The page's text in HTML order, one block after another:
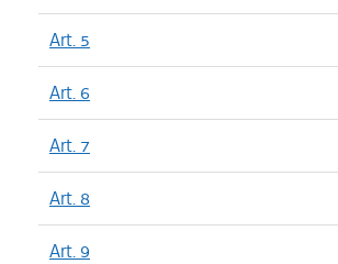
Art. 5
Art. 6
Art. 7
Art. 8
Art. 9